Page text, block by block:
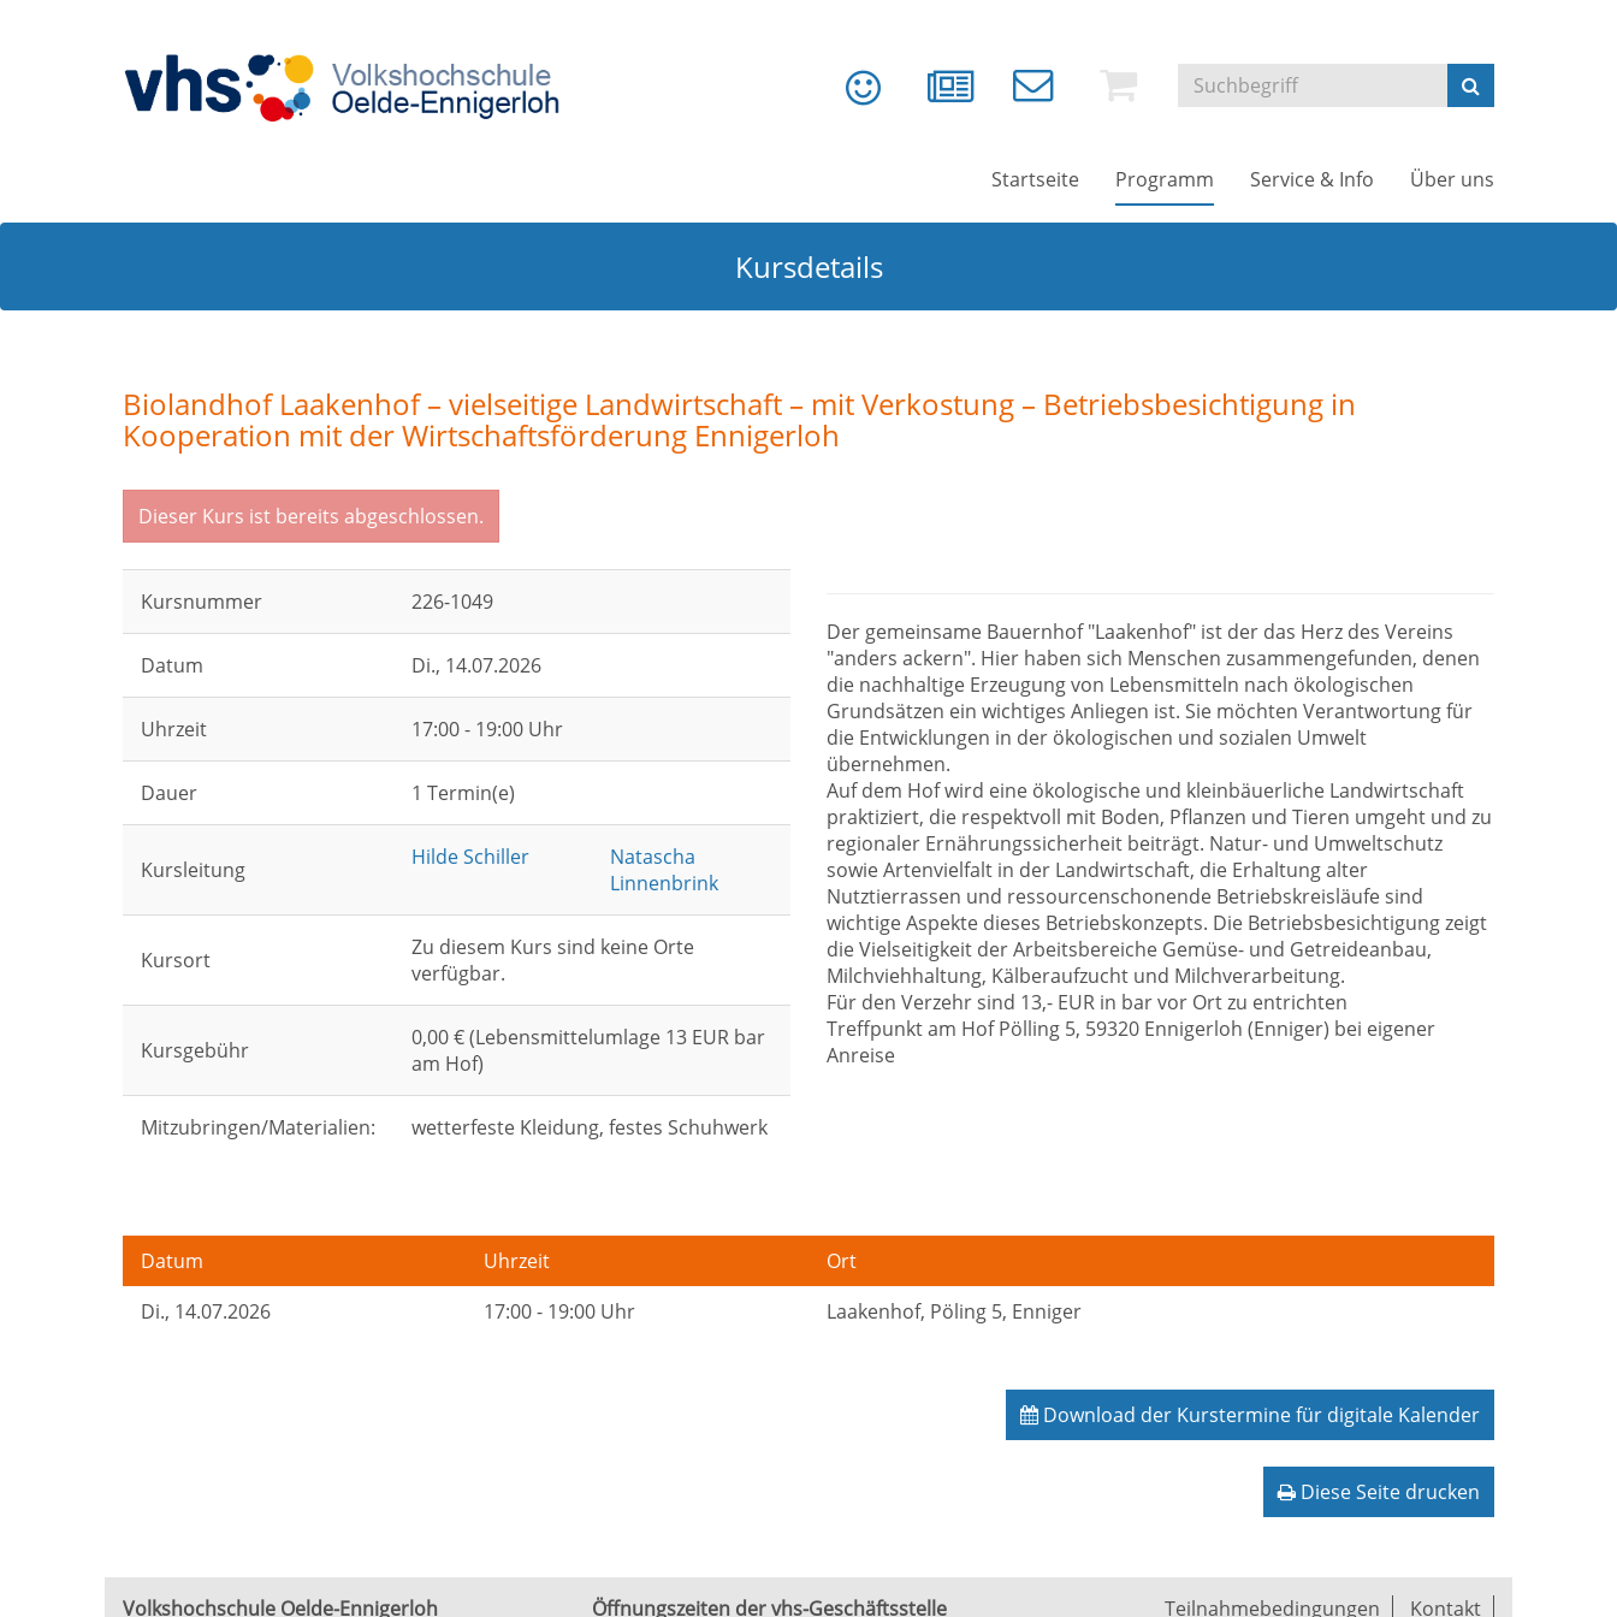
Startseite Programm Service & Info Über uns
Kursdetails
Biolandhof Laakenhof – vielseitige Landwirtschaft – mit Verkostung – Betriebsbesichtigung in
Kooperation mit der Wirtschaftsförderung Ennigerloh
Dieser Kurs ist bereits abgeschlossen.
Kursnummer 226-1049
Datum Di., 14.07.2026
Uhrzeit 17:00 - 19:00 Uhr
Dauer 1 Termin(e)
Kursleitung Hilde Schiller
Natascha
Linnenbrink
Kursort
Zu diesem Kurs sind keine Orte
verfügbar.
Kursgebühr
0,00 € (Lebensmittelumlage 13 EUR bar
am Hof)
Mitzubringen/Materialien: wetterfeste Kleidung, festes Schuhwerk
Der gemeinsame Bauernhof "Laakenhof" ist der das Herz des Vereins
"anders ackern". Hier haben sich Menschen zusammengefunden, denen
die nachhaltige Erzeugung von Lebensmitteln nach ökologischen
Grundsätzen ein wichtiges Anliegen ist. Sie möchten Verantwortung für
die Entwicklungen in der ökologischen und sozialen Umwelt
übernehmen.
Auf dem Hof wird eine ökologische und kleinbäuerliche Landwirtschaft
praktiziert, die respektvoll mit Boden, Pflanzen und Tieren umgeht und zu
regionaler Ernährungssicherheit beiträgt. Natur- und Umweltschutz
sowie Artenvielfalt in der Landwirtschaft, die Erhaltung alter
Nutztierrassen und ressourcenschonende Betriebskreisläufe sind
wichtige Aspekte dieses Betriebskonzepts. Die Betriebsbesichtigung zeigt
die Vielseitigkeit der Arbeitsbereiche Gemüse- und Getreideanbau,
Milchviehhaltung, Kälberaufzucht und Milchverarbeitung.
Für den Verzehr sind 13,- EUR in bar vor Ort zu entrichten
Treffpunkt am Hof Pölling 5, 59320 Ennigerloh (Enniger) bei eigener
Anreise
Datum Uhrzeit
Ort
Di., 14.07.2026 17:00 - 19:00 Uhr Laakenhof, Pöling 5, Enniger
Download der Kurstermine für digitale Kalender
Diese Seite drucken
Volkshochschule Oelde-Ennigerloh Öffnungszeiten der vhs-Geschäftsstelle Teilnahmebedingungen Kontakt